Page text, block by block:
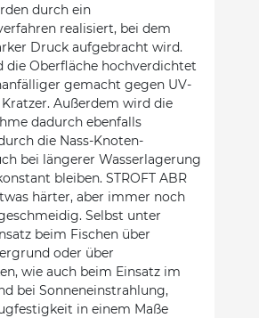
durch ein
realisiert, bei dem
Druck aufgebracht wird.
die Oberfläche hochverdichtet
gemacht gegen UV-
Außerdem wird die
dadurch ebenfalls
die Nass-Knoten-
bei längerer Wasserlagerung
bleiben. STROFT ABR
härter, aber immer noch
Selbst unter
beim Fischen über
oder über
wie auch beim Einsatz im
bei Sonneneinstrahlung,
in einem Maße